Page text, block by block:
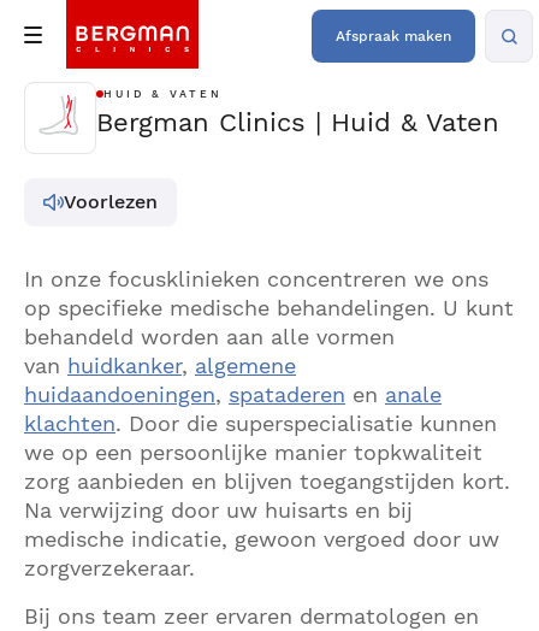
Afspraak maken
HUID & VATEN
Bergman Clinics | Huid & Vaten
Voorlezen
In onze focusklinieken concentreren we ons
op specifieke medische behandelingen. U kunt
behandeld worden aan alle vormen
van huidkanker, algemene
huidaandoeningen, spataderen en anale
klachten. Door die superspecialisatie kunnen
we op een persoonlijke manier topkwaliteit
zorg aanbieden en blijven toegangstijden kort.
Na verwijzing door uw huisarts en bij
medische indicatie, gewoon vergoed door uw
zorgverzekeraar.
Bij ons team zeer ervaren dermatologen en